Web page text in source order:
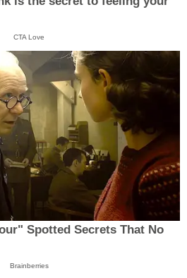
CTA Love
Spotted Secrets That No
Brainberries